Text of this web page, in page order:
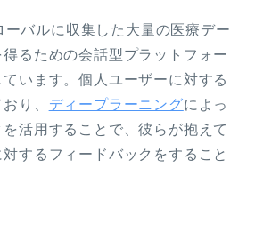
ーバルに収集した大量の医療デー
るための会話型プラットフォー
います。個人ユーザーに対する
り、 ディープラーニングによっ
活用することで、彼らが抱えて
するフィードバックをすること